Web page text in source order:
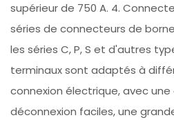
supérieur de 750 A. 4.
séries de connecteurs de
les séries C, P, S et d'autres
terminaux sont adaptés à
connexion électrique, avec
déconnexion faciles, une